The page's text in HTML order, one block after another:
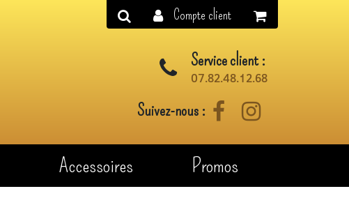
Service client :
07.82.48.12.68
Suivez-nous : FacebookInstagram
Accessoires Promos
Compte client